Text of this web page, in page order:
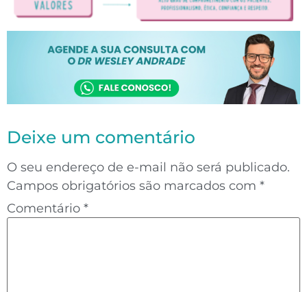
Deixe um comentário
O seu endereço de e-mail não será publicado.
Campos obrigatórios são marcados com *
Comentário *